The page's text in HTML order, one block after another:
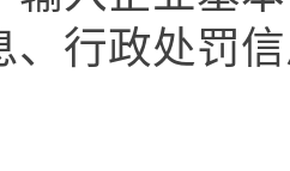
、行政处罚